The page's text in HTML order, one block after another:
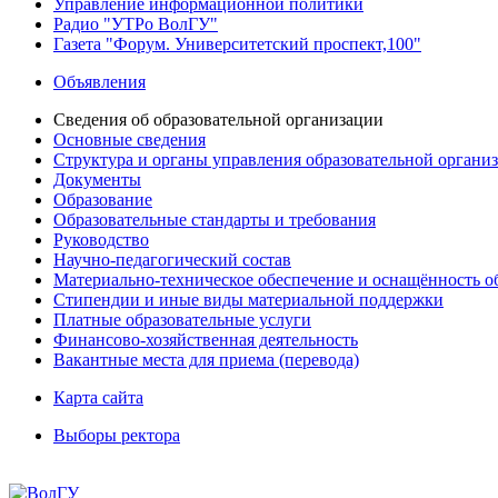
Управление информационной политики
Радио "УТРо ВолГУ"
Газета "Форум. Университетский проспект,100"
Объявления
Сведения об образовательной организации
Основные сведения
Структура и органы управления образовательной
Документы
Образование
Образовательные стандарты и требования
Руководство
Научно-педагогический состав
Материально-техническое обеспечение и оснащённость
Стипендии и иные виды материальной поддержки
Платные образовательные услуги
Финансово-хозяйственная деятельность
Вакантные места для приема (перевода)
Карта сайта
Выборы ректора